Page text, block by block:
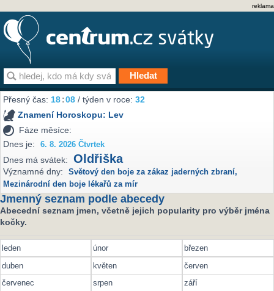
reklama
Přesný čas:18:08 / týden v roce:32
Znamení Horoskopu: Lev
Fáze měsíce:
Dnes je:
6. 8. 2026 Čtvrtek
Dnes má svátek: Oldřiška
Významné dny: Světový den boje za zákaz jaderných zbraní,
Mezinárodní den boje lékařů za mír
Jmenný seznam podle abecedy
Abecední seznam jmen, včetně jejich popularity pro výběr jména
kočky.
leden únor
březen
duben
květen
červen
červenec
srpen
září